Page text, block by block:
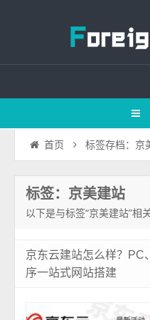
首页 标签存档：京
标签：京美建站
以下是与标签“京美建站”相
京东云建站怎么样？PC
序一站式网站搭建